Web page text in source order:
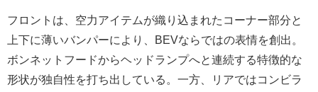
フロントは、空力アイテムが織り込まれたコーナー部分と
上下に薄いバンパーにより、BEVならではの表情を創出。
ボンネットフードからヘッドランプへと連続する特徴的な
形状が独自性を打ち出している。一方、リアではコンビラ